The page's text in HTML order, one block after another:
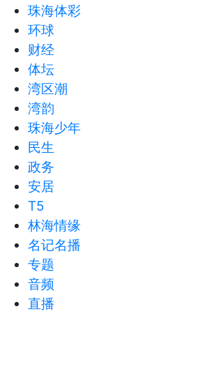
珠海体彩
环球
财经
体坛
湾区潮
湾韵
珠海少年
民生
政务
安居
T5
林海情缘
名记名播
专题
音频
直播